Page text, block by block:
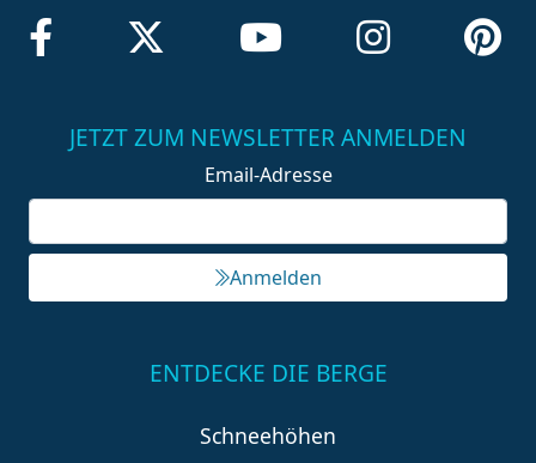
JETZT ZUM NEWSLETTER ANMELDEN
Email-Adresse
Anmelden
ENTDECKE DIE BERGE
Schneehöhen